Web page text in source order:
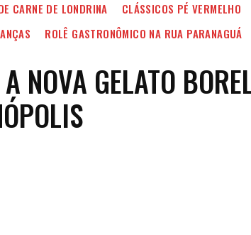
CARNE DE LONDRINA CLÁSSICOS PÉ VERMELHO
ROLÊ GASTRONÔMICO NA RUA PARANAGUÁ
NOVA GELATO